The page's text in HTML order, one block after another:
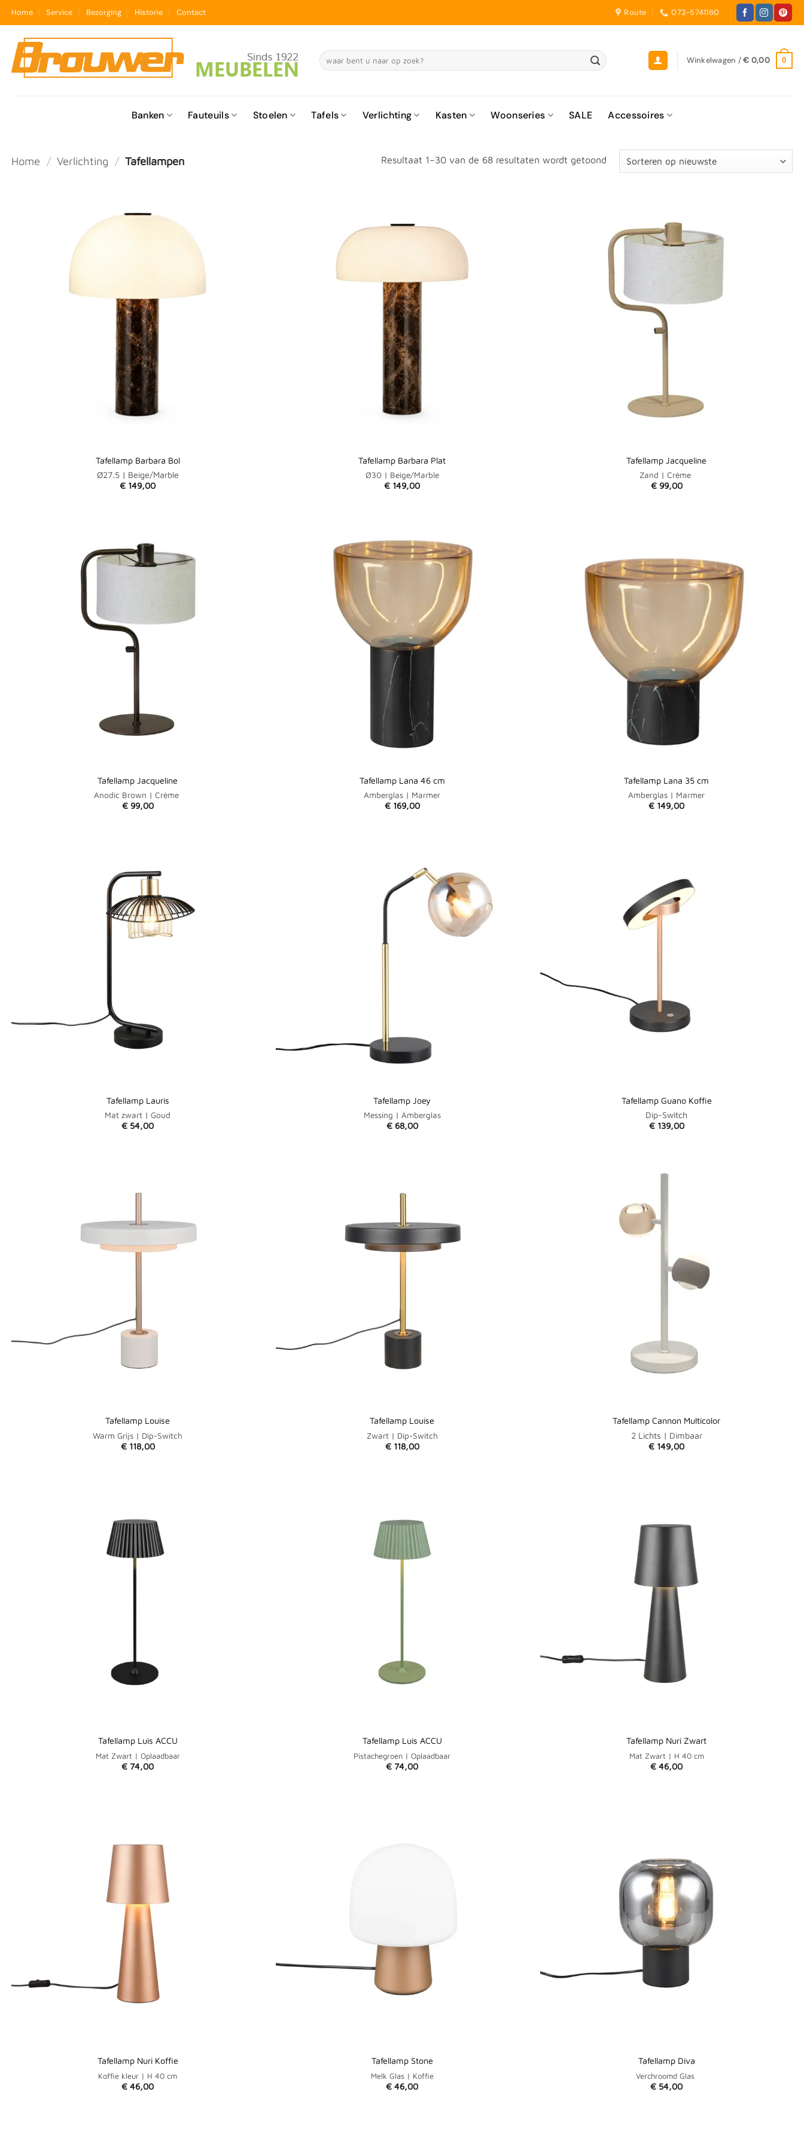
inhoud
Home Service Bezorging Historie Contact Route 072-5741160
Zoeken
naar:
Winkelwagen /€ 0,00 0
Banken Fauteuils Stoelen Tafels Verlichting Kasten Woonseries SALE Accessoires
Home / Verlichting / Tafellampen Resultaat 1–30 van de 68 resultaten wordt getoondGesorteerd
Tafellamp Barbara Bol
Ø27.5 | Beige/Marble
€ 149,00
Tafellamp Barbara Plat
Ø30 | Beige/Marble
€ 149,00
Tafellamp Jacqueline
Zand | Crème
€99,00
Tafellamp Jacqueline
Anodic Brown | Crème
€99,00
Tafellamp Lana 46 cm
Amberglas | Marmer
€169,00
Tafellamp Lana 35 cm
Amberglas | Marmer
€ 149,00
Tafellamp Lauris
Mat zwart | Goud
€ 54,00
Tafellamp Joey
Messing | Amberglas
€68,00
Tafellamp Guano Koffie
Dip-Switch
€139,00
Tafellamp Louise
Warm Grijs | Dip-Switch
€118,00
Tafellamp Louise
Zwart | Dip-Switch
€118,00
Tafellamp Cannon Multicolor
2 Lichts | Dimbaar
€ 149,00
Tafellamp Luis ACCU
Mat Zwart | Oplaadbaar
€ 74,00
Tafellamp Luis ACCU
Pistachegroen | Oplaadbaar
€ 74,00
Tafellamp Nuri Zwart
Mat Zwart | H 40 cm
€ 46,00
Tafellamp Nuri Koffie
Koffie kleur | H 40 cm
€ 46,00
Tafellamp Stone
Melk Glas | Koffie
€ 46,00
Tafellamp Diva
Verchroomd Glas
€ 54,00